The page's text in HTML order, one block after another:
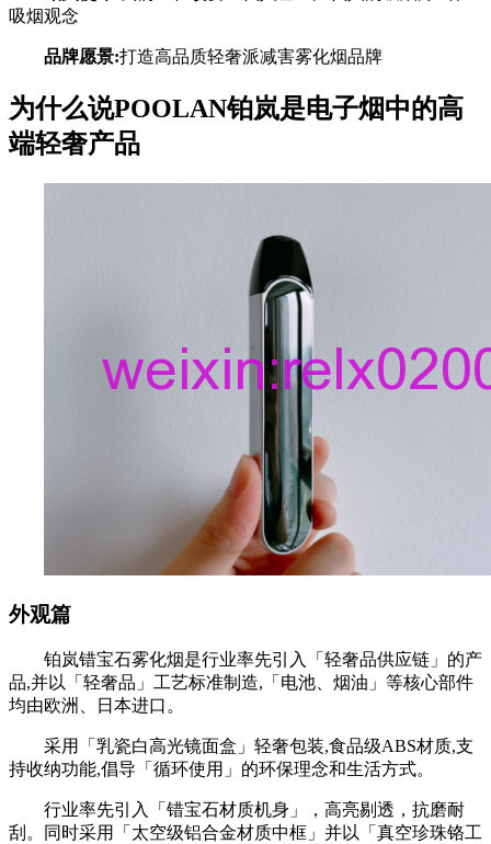
吸烟观念
品牌愿景:打造高品质轻奢派减害雾化烟品牌
为什么说POOLAN铂岚是电子烟中的高
端轻奢产品
外观篇
铂岚错宝石雾化烟是行业率先引入「轻奢品供应链」的产
品,并以「轻奢品」工艺标准制造,「电池、烟油」等核心部件
均由欧洲、日本进口。
采用「乳瓷白高光镜面盒」轻奢包装,食品级ABS材质,支
持收纳功能,倡导「循环使用」的环保理念和生活方式。
行业率先引入「错宝石材质机身」，高亮剔透，抗磨耐
刮。同时采用「太空级铝合金材质中框」并以「真空珍珠铬工